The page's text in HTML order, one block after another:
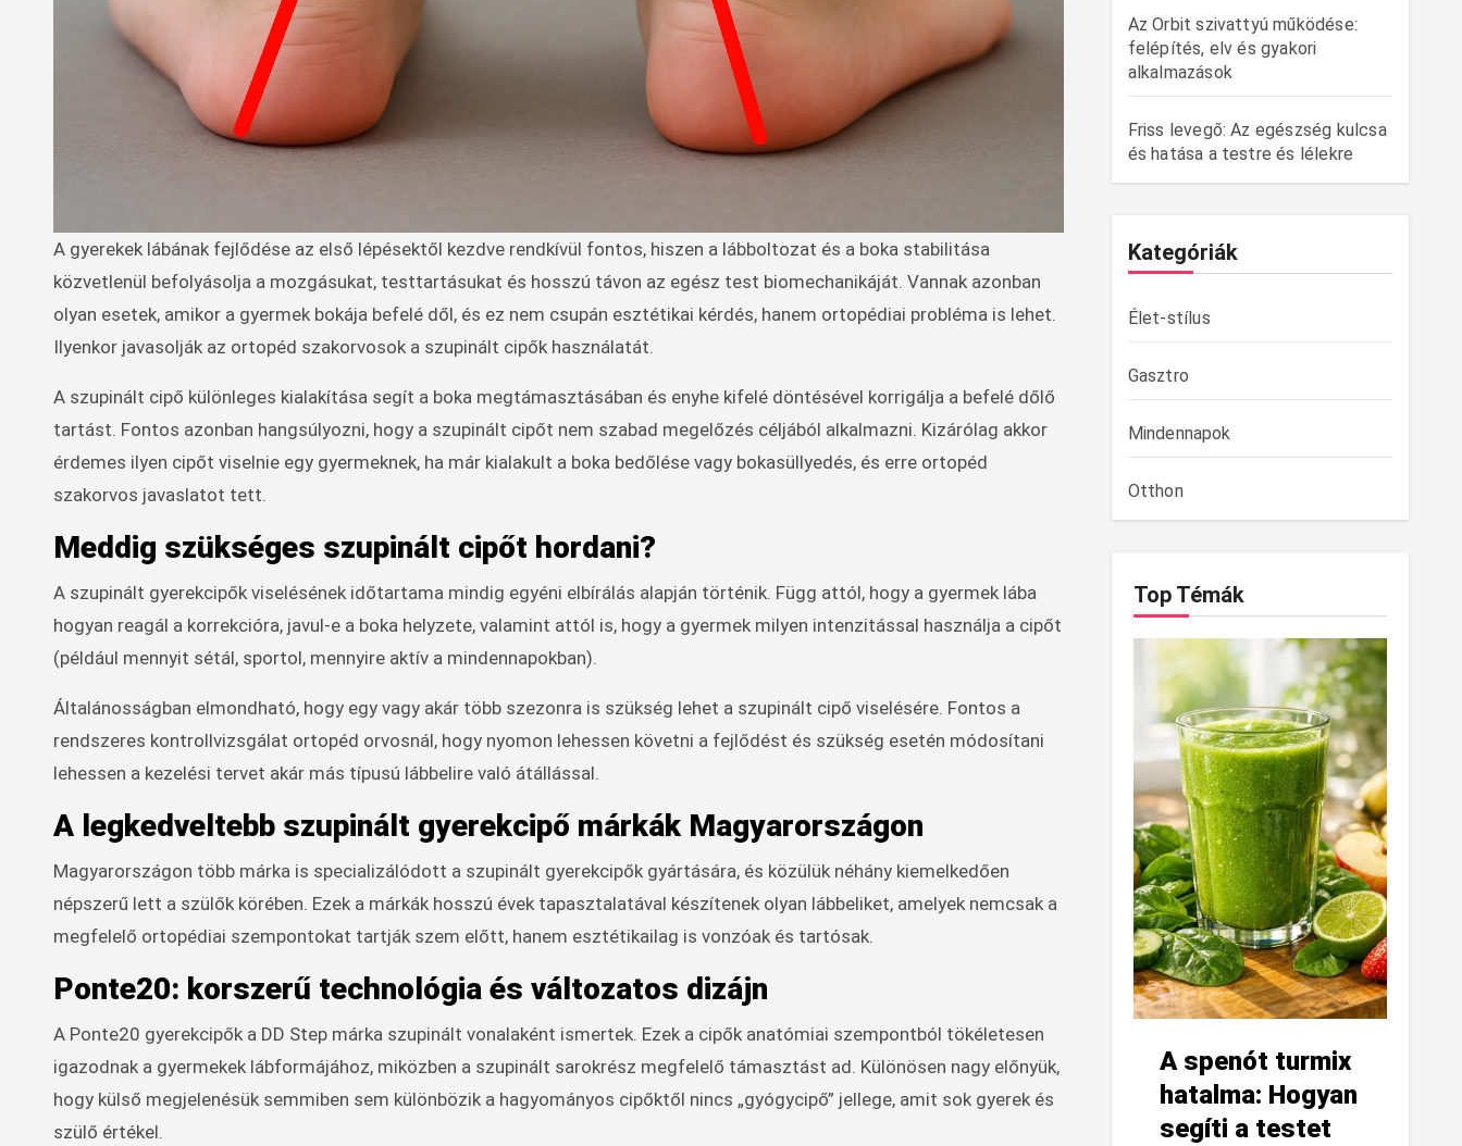
A gyerekek lábának fejlődése az első lépésektől kezdve rendkívül fontos, hiszen a lábboltozat és a boka stabilitása
közvetlenül befolyásolja a mozgásukat, testtartásukat és hosszú távon az egész test biomechanikáját. Vannak azonban
olyan esetek, amikor a gyermek bokája befelé dől, és ez nem csupán esztétikai kérdés, hanem ortopédiai probléma is lehet.
Ilyenkor javasolják az ortopéd szakorvosok a szupinált cipők használatát.
A szupinált cipő különleges kialakítása segít a boka megtámasztásában és enyhe kifelé döntésével korrigálja a befelé dőlő
tartást. Fontos azonban hangsúlyozni, hogy a szupinált cipőt nem szabad megelőzés céljából alkalmazni. Kizárólag akkor
érdemes ilyen cipőt viselnie egy gyermeknek, ha már kialakult a boka bedőlése vagy bokasüllyedés, és erre ortopéd
szakorvos javaslatot tett.
Meddig szükséges szupinált cipőt hordani?
A szupinált gyerekcipők viselésének időtartama mindig egyéni elbírálás alapján történik. Függ attól, hogy a gyermek lába
hogyan reagál a korrekcióra, javul-e a boka helyzete, valamint attól is, hogy a gyermek milyen intenzitással használja a cipőt
(például mennyit sétál, sportol, mennyire aktív a mindennapokban).
Általánosságban elmondható, hogy egy vagy akár több szezonra is szükség lehet a szupinált cipő viselésére. Fontos a
rendszeres kontrollvizsgálat ortopéd orvosnál, hogy nyomon lehessen követni a fejlődést és szükség esetén módosítani
lehessen a kezelési tervet akár más típusú lábbelire való átállással.
A legkedveltebb szupinált gyerekcipő márkák Magyarországon
Magyarországon több márka is specializálódott a szupinált gyerekcipők gyártására, és közülük néhány kiemelkedően
népszerű lett a szülők körében. Ezek a márkák hosszú évek tapasztalatával készítenek olyan lábbeliket, amelyek nemcsak a
megfelelő ortopédiai szempontokat tartják szem előtt, hanem esztétikailag is vonzóak és tartósak.
Ponte20: korszerű technológia és változatos dizájn
A Ponte20 gyerekcipők a DD Step márka szupinált vonalaként ismertek. Ezek a cipők anatómiai szempontból tökéletesen
igazodnak a gyermekek lábformájához, miközben a szupinált sarokrész megfelelő támasztást ad. Különösen nagy előnyük,
hogy külső megjelenésük semmiben sem különbözik a hagyományos cipőktől nincs „gyógycipő” jellege, amit sok gyerek és
szülő értékel.
Az Orbit szivattyú működése:
felépítés, elv és gyakori
alkalmazások
Friss levegő: Az egészség kulcsa
és hatása a testre és lélekre
Kategóriák
Élet-stílus
Gasztro
Mindennapok
Otthon
Top Témák
A spenót turmix
hatalma: Hogyan
segíti a testet